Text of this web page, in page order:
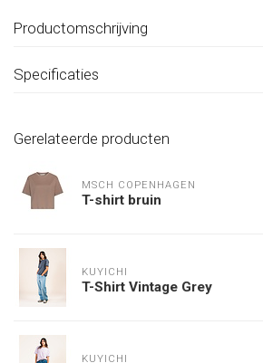
Productomschrijving
Specificaties
Gerelateerde producten
MSCH COPENHAGEN
T-shirt bruin
KUYICHI
T-Shirt Vintage Grey
KUYICHI